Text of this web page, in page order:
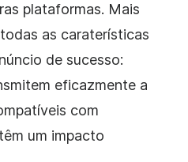
plataformas. Mais
as caraterísticas
de sucesso:
eficazmente a
com
um impacto